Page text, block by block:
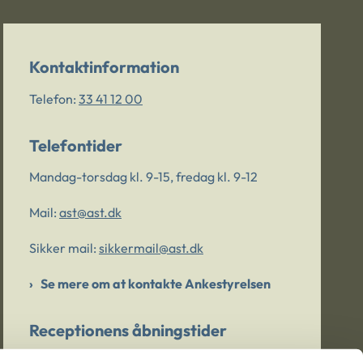
Kontaktinformation
Telefon: 33 41 12 00
Telefontider
Mandag-torsdag kl. 9-15, fredag kl. 9-12
Mail: ast@ast.dk
Sikker mail: sikkermail@ast.dk
Se mere om at kontakte Ankestyrelsen
Receptionens åbningstider